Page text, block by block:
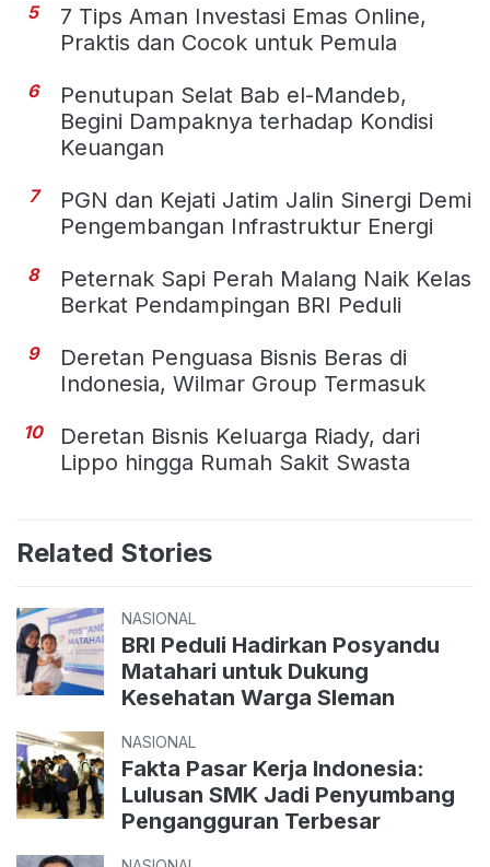
5
7 Tips Aman Investasi Emas Online,
Praktis dan Cocok untuk Pemula
6
Penutupan Selat Bab el-Mandeb,
Begini Dampaknya terhadap Kondisi
Keuangan
7
PGN dan Kejati Jatim Jalin Sinergi Demi
Pengembangan Infrastruktur Energi
8
Peternak Sapi Perah Malang Naik Kelas
Berkat Pendampingan BRI Peduli
9
Deretan Penguasa Bisnis Beras di
Indonesia, Wilmar Group Termasuk
10
Deretan Bisnis Keluarga Riady, dari
Lippo hingga Rumah Sakit Swasta
Related Stories
NASIONAL
BRI Peduli Hadirkan Posyandu
Matahari untuk Dukung
Kesehatan Warga Sleman
NASIONAL
Fakta Pasar Kerja Indonesia:
Lulusan SMK Jadi Penyumbang
Pengangguran Terbesar